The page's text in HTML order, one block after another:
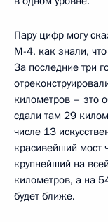
Пару цифр могу
М-4, как знали,
За последние три
километров – это
сдали там 29
числе 13
красивейший мост
крупнейший на
километров, а на
будет ближе.